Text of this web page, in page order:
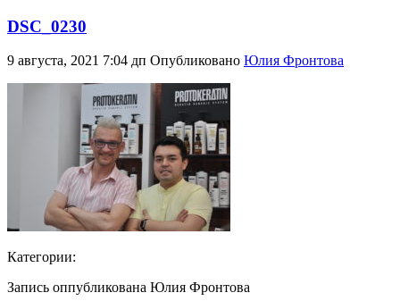
DSC_0230
9 августа, 2021 7:04 дп Опубликовано Юлия Фронтова
Категории:
Запись оппубликована Юлия Фронтова